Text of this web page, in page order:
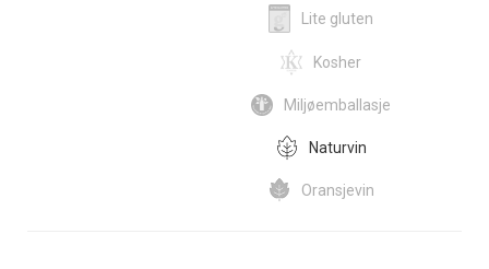
Lite gluten
Kosher
Miljøemballasje
Naturvin
Oransjevin